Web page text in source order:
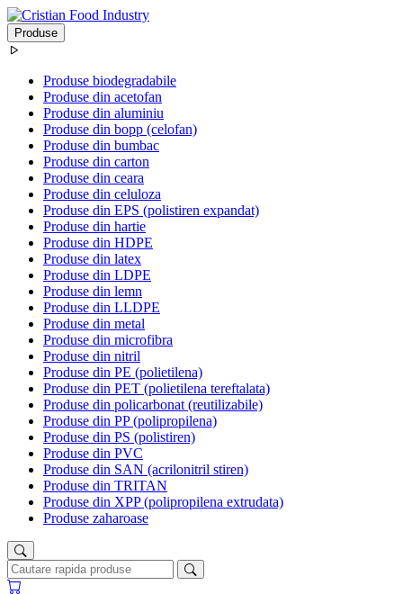
Produse
Produse biodegradabile
Produse din acetofan
Produse din aluminiu
Produse din bopp (celofan)
Produse din bumbac
Produse din carton
Produse din ceara
Produse din celuloza
Produse din EPS (polistiren expandat)
Produse din hartie
Produse din HDPE
Produse din latex
Produse din LDPE
Produse din lemn
Produse din LLDPE
Produse din metal
Produse din microfibra
Produse din nitril
Produse din PE (polietilena)
Produse din PET (polietilena tereftalata)
Produse din policarbonat (reutilizabile)
Produse din PP (polipropilena)
Produse din PS (polistiren)
Produse din PVC
Produse din SAN (acrilonitril stiren)
Produse din TRITAN
Produse din XPP (polipropilena extrudata)
Produse zaharoase